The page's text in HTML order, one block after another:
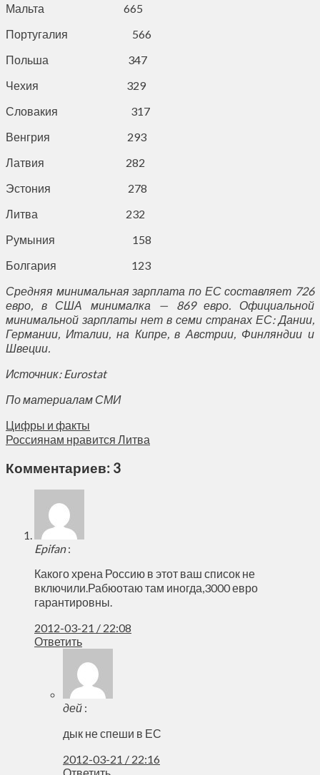
Мальта 665
Португалия 566
Польша 347
Чехия 329
Словакия 317
Венгрия 293
Латвия 282
Эстония 278
Литва 232
Румыния 158
Болгария 123
Средняя минимальная зарплата по ЕС составляет 726
евро, в США минималка — 869 евро. Официальной
минимальной зарплаты нет в семи странах ЕС: Дании,
Германии, Италии, на Кипре, в Австрии, Финляндии и
Швеции.
Источник: Eurostat
По материалам СМИ
Цифры и факты
Россиянам нравится Литва
Комментариев: 3
Epifan :
Какого хрена Россию в этот ваш список не
включили.Рабюотаю там иногда,3000 евро
гарантировны.
2012-03-21 / 22:08
Ответить
дей :
дык не спеши в ЕС
2012-03-21 / 22:16